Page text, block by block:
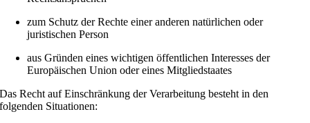
zum Schutz der Rechte einer anderen natürlichen oder
juristischen Person
aus Gründen eines wichtigen öffentlichen Interesses der
Europäischen Union oder eines Mitgliedstaates
Das Recht auf Einschränkung der Verarbeitung besteht in den
folgenden Situationen: